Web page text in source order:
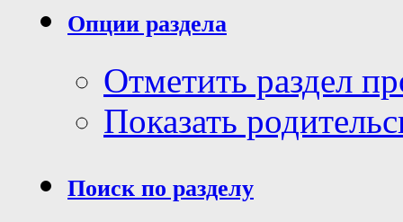
Опции раздела
Отметить раздел
Показать
Поиск по разделу